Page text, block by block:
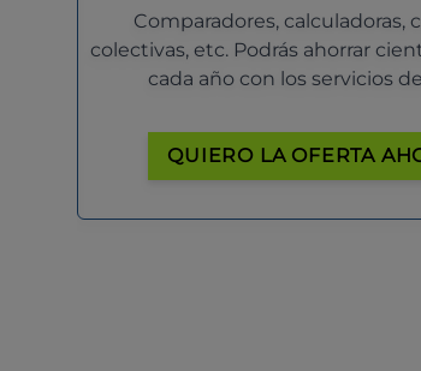
Comparadores, calculadoras,
colectivas, etc. Podrás ahorrar
cada año con los servicios
QUIERO LA OFERTA